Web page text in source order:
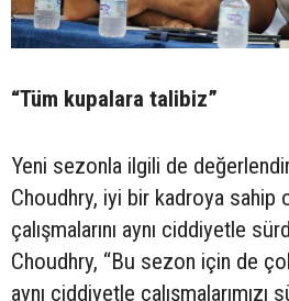
“Tüm kupalara talibiz”
Yeni sezonla ilgili de
Choudhry, iyi bir kadroya sahip
çalışmalarını aynı ciddiyetle
Choudhry, “Bu sezon için de
aynı ciddiyetle çalışmalarımızı